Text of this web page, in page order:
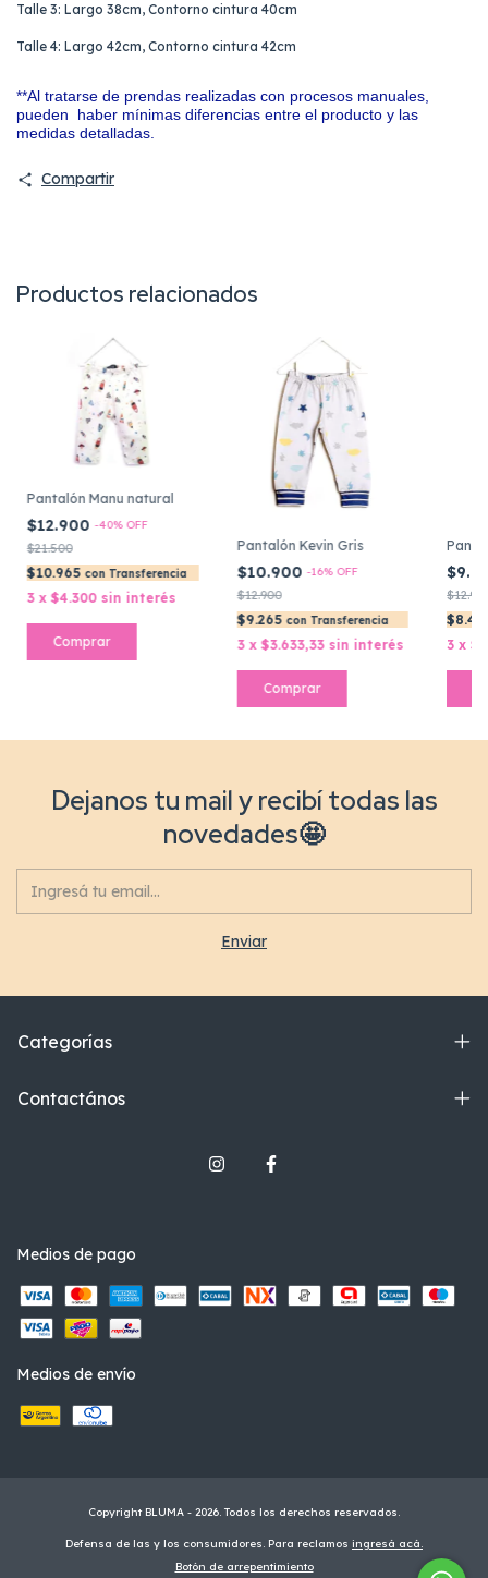
Talle 3: Largo 38cm, Contorno cintura 40cm
Talle 4: Largo 42cm, Contorno cintura 42cm
**Al tratarse de prendas realizadas con procesos manuales,
pueden haber mínimas diferencias entre el producto y las
medidas detalladas.
Compartir
Productos relacionados
Pantalón Manu natural
$12.900 -40% OFF
$21.500
$10.965 con Transferencia
3 x$4.300 sin interés
Comprar
Pantalón Kevin Gris
$10.900 -16% OFF
$12.900
$9.265 con Transferencia
3 x$3.633,33 sin interés
Comprar
3 x
Dejanos tu mail y recibí todas las
novedades🤩
Categorías
Contactános
Medios de pago
Medios de envío
Copyright BLUMA - 2026. Todos los derechos reservados.
Defensa de las y los consumidores. Para reclamos ingresá acá.
Botón de arrepentimiento